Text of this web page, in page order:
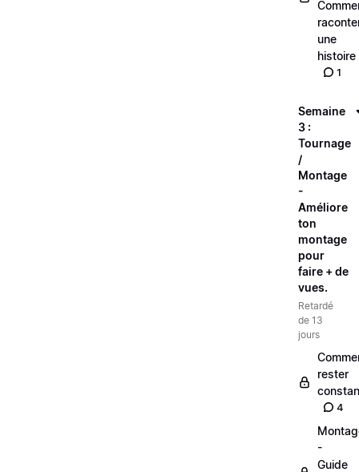
une
histoire
1
Semaine
3 :
Tournage
/
Montage
-
Améliore
ton
montage
pour
faire + de
vues.
Retardé
de 13
jours
rester
4
-
Guide